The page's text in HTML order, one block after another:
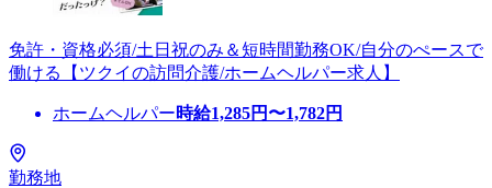
免許・資格必須/土日祝のみ＆短時間勤務OK/自分のぺースで
働ける【ツクイの訪問介護/ホームヘルパー求人】
ホームヘルパー時給1,285円〜1,782円
勤務地